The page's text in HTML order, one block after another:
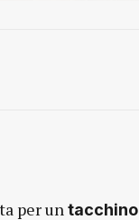
per untacchino